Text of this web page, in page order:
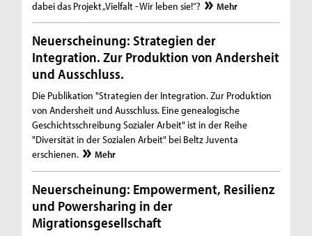
dabei das Projekt „Vielfalt - Wir leben sie!“?
Mehr
Neuerscheinung: Strategien der
Integration. Zur Produktion von Andersheit
und Ausschluss.
Die Publikation "Strategien der Integration. Zur Produktion
von Andersheit und Ausschluss. Eine genealogische
Geschichtsschreibung Sozialer Arbeit" ist in der Reihe
"Diversität in der Sozialen Arbeit" bei Beltz Juventa
erschienen.
Mehr
Neuerscheinung: Empowerment, Resilienz
und Powersharing in der
Migrationsgesellschaft